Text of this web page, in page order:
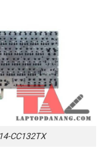
CC132TX